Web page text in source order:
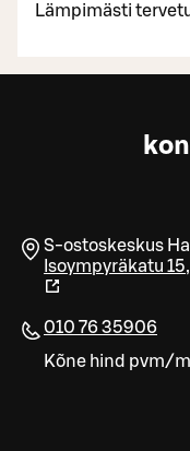
Lämpimästi
S-ostoskeskus
Isoympyräkatu 15,
010 76 35906
Kõne hind pvm/